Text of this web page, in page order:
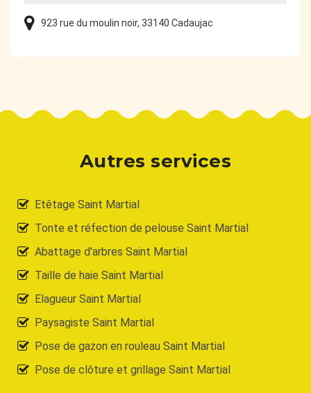
923 rue du moulin noir, 33140 Cadaujac
Autres services
Etêtage Saint Martial
Tonte et réfection de pelouse Saint Martial
Abattage d'arbres Saint Martial
Taille de haie Saint Martial
Elagueur Saint Martial
Paysagiste Saint Martial
Pose de gazon en rouleau Saint Martial
Pose de clôture et grillage Saint Martial